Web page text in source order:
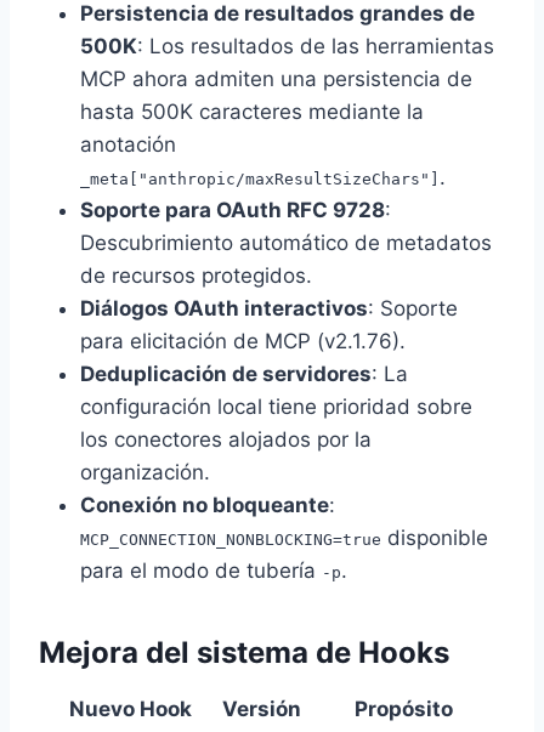
Persistencia de resultados grandes de
500K: Los resultados de las herramientas
MCP ahora admiten una persistencia de
hasta 500K caracteres mediante la
anotación
_meta["anthropic/maxResultSizeChars"] .
Soporte para OAuth RFC 9728:
Descubrimiento automático de metadatos
de recursos protegidos.
Diálogos OAuth interactivos: Soporte
para elicitación de MCP (v2.1.76).
Deduplicación de servidores: La
configuración local tiene prioridad sobre
los conectores alojados por la
organización.
Conexión no bloqueante:
MCP_CONNECTION_NONBLOCKING=true disponible
para el modo de tubería -p.
Mejora del sistema de Hooks
Nuevo Hook Versión Propósito